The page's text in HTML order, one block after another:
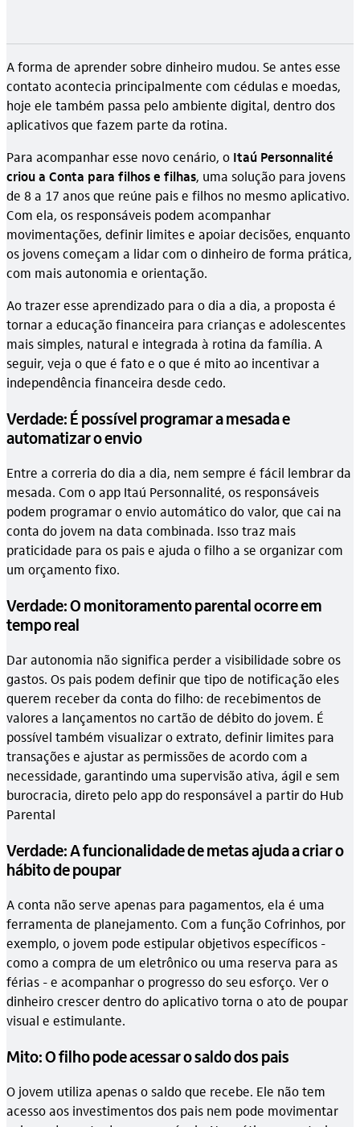
A forma de aprender sobre dinheiro mudou. Se antes esse
contato acontecia principalmente com cédulas e moedas,
hoje ele também passa pelo ambiente digital, dentro dos
aplicativos que fazem parte da rotina.
Para acompanhar esse novo cenário, o Itaú Personnalité
criou a Conta para filhos e filhas, uma solução para jovens
de 8 a 17 anos que reúne pais e filhos no mesmo aplicativo.
Com ela, os responsáveis podem acompanhar
movimentações, definir limites e apoiar decisões, enquanto
os jovens começam a lidar com o dinheiro de forma prática,
com mais autonomia e orientação.
Ao trazer esse aprendizado para o dia a dia, a proposta é
tornar a educação financeira para crianças e adolescentes
mais simples, natural e integrada à rotina da família. A
seguir, veja o que é fato e o que é mito ao incentivar a
independência financeira desde cedo.
Verdade: É possível programar a mesada e
automatizar o envio
Entre a correria do dia a dia, nem sempre é fácil lembrar da
mesada. Com o app Itaú Personnalité, os responsáveis
podem programar o envio automático do valor, que cai na
conta do jovem na data combinada. Isso traz mais
praticidade para os pais e ajuda o filho a se organizar com
um orçamento fixo.
Verdade: O monitoramento parental ocorre em
tempo real
Dar autonomia não significa perder a visibilidade sobre os
gastos. Os pais podem definir que tipo de notificação eles
querem receber da conta do filho: de recebimentos de
valores a lançamentos no cartão de débito do jovem. É
possível também visualizar o extrato, definir limites para
transações e ajustar as permissões de acordo com a
necessidade, garantindo uma supervisão ativa, ágil e sem
burocracia, direto pelo app do responsável a partir do Hub
Parental
Verdade: A funcionalidade de metas ajuda a criar o
hábito de poupar
A conta não serve apenas para pagamentos, ela é uma
ferramenta de planejamento. Com a função Cofrinhos, por
exemplo, o jovem pode estipular objetivos específicos -
como a compra de um eletrônico ou uma reserva para as
férias - e acompanhar o progresso do seu esforço. Ver o
dinheiro crescer dentro do aplicativo torna o ato de poupar
visual e estimulante.
Mito: O filho pode acessar o saldo dos pais
O jovem utiliza apenas o saldo que recebe. Ele não tem
acesso aos investimentos dos pais nem pode movimentar